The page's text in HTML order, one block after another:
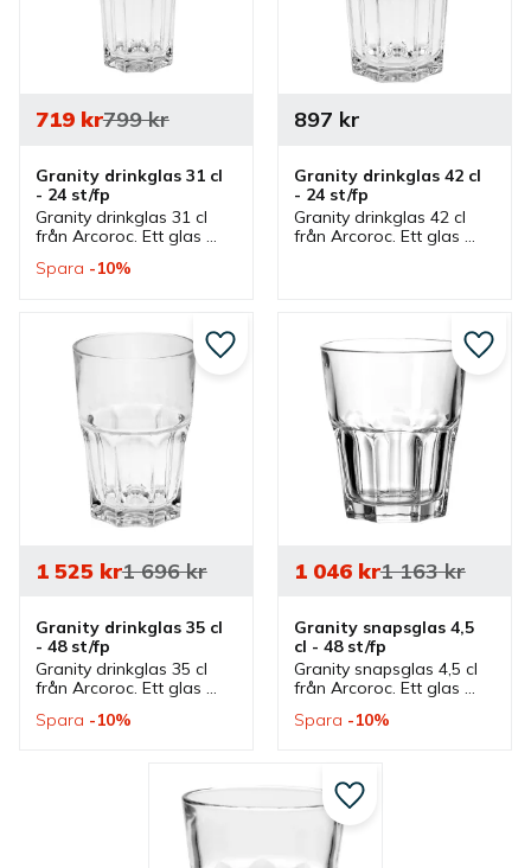
Granity drinkglas 31 cl
- 24 st/fp
Granity drinkglas 31 cl
från Arcoroc. Ett glas
som ingår i en serie där
719kr799kr
Spara 10%
Granity drinkglas 42 cl
- 24 st/fp
Granity drinkglas 42 cl
från Arcoroc. Ett glas
897 kr
Granity drinkglas 35 cl
- 48 st/fp
Granity drinkglas 35 cl
från Arcoroc. Ett glas
som ingår i en serie där
1 525kr1 696kr
Spara 10%
Lägg till i favoriter
Granity snapsglas 4,5
cl - 48 st/fp
Granity snapsglas 4,5 cl
från Arcoroc. Ett glas
som ingår i en serie där
1 046kr1 163kr
Spara 10%
Lägg
Lägg till i favoriter